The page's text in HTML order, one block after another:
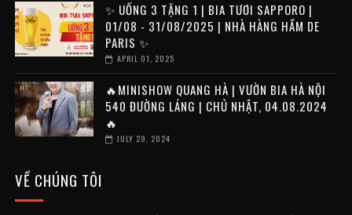
✨ UỐNG 3 TẶNG 1 | BIA TƯƠI SAPPORO |
01/08 - 31/08/2025 | NHÀ HÀNG HẦM DE
PARIS ✨
APRIL 01, 2025
🔥MINISHOW QUANG HÀ | VƯỜN BIA HÀ NỘI
540 ĐƯỜNG LÁNG | CHỦ NHẬT, 04.08.2024
🔥
JULY 29, 2024
VỀ CHÚNG TÔI